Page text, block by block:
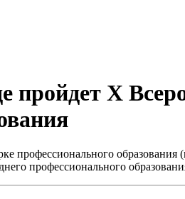
пройдет X
профессионального
профессионального